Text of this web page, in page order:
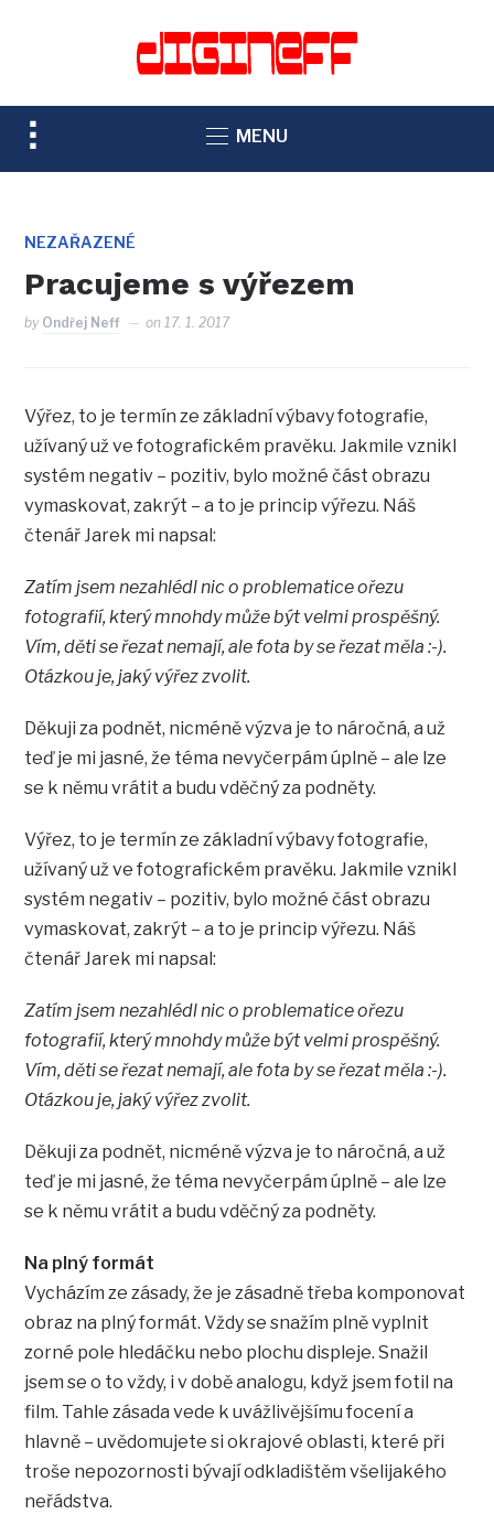
TOGGLE
SIDEBAR
NAVIGATION
MENU
NEZAŘAZENÉ
Pracujeme s výřezem
by Ondřej Neff on17. 1. 2017
Výřez, to je termín ze základní výbavy fotografie,
užívaný už ve fotografickém pravěku. Jakmile vznikl
systém negativ – pozitiv, bylo možné část obrazu
vymaskovat, zakrýt – a to je princip výřezu. Náš
čtenář Jarek mi napsal:
Zatím jsem nezahlédl nic o problematice ořezu
fotografií, který mnohdy může být velmi prospěšný.
Vím, děti se řezat nemají, ale fota by se řezat měla :-).
Otázkou je, jaký výřez zvolit.
Děkuji za podnět, nicméně výzva je to náročná, a už
teď je mi jasné, že téma nevyčerpám úplně – ale lze
se k němu vrátit a budu vděčný za podněty.
Výřez, to je termín ze základní výbavy fotografie,
užívaný už ve fotografickém pravěku. Jakmile vznikl
systém negativ – pozitiv, bylo možné část obrazu
vymaskovat, zakrýt – a to je princip výřezu. Náš
čtenář Jarek mi napsal:
Zatím jsem nezahlédl nic o problematice ořezu
fotografií, který mnohdy může být velmi prospěšný.
Vím, děti se řezat nemají, ale fota by se řezat měla :-).
Otázkou je, jaký výřez zvolit.
Děkuji za podnět, nicméně výzva je to náročná, a už
teď je mi jasné, že téma nevyčerpám úplně – ale lze
se k němu vrátit a budu vděčný za podněty.
Na plný formát
Vycházím ze zásady, že je zásadně třeba komponovat
obraz na plný formát. Vždy se snažím plně vyplnit
zorné pole hledáčku nebo plochu displeje. Snažil
jsem se o to vždy, i v době analogu, když jsem fotil na
film. Tahle zásada vede k uvážlivějšímu focení a
hlavně – uvědomujete si okrajové oblasti, které při
troše nepozornosti bývají odkladištěm všelijakého
neřádstva.